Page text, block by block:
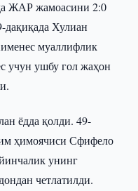
ЖАР жамоасини 2:0
дақиқада Хулиан
муаллифлик
учун ушбу гол жаҳон
ёдда қолди. 49-
ҳимоячиси Сфифело
унинг
четлатилди.